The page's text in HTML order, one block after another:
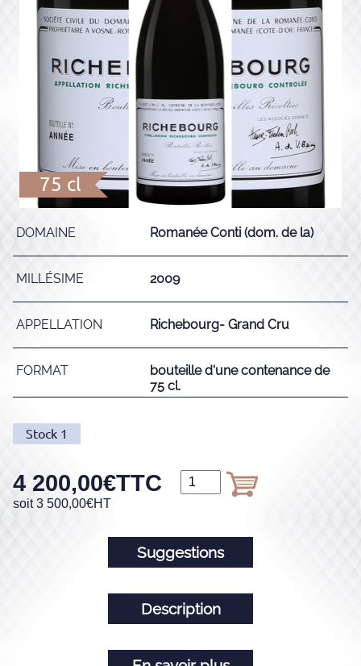
75 cl
DOMAINE Romanée Conti (dom. de la)
MILLÉSIME 2009
APPELLATION Richebourg- Grand Cru
FORMAT
bouteille d'une contenance de
75 cl.
Stock 1
4 200,00€TTC
soit 3 500,00€HT
Suggestions
Description